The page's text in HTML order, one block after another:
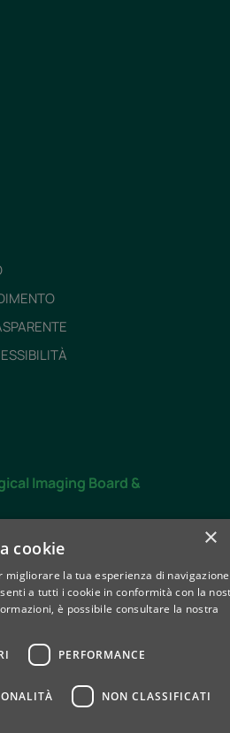
Imaging Board &
Whistleblowing
×
cookie
migliorare la tua esperienza di
a tutti i cookie in conformità con la
è possibile consultare la nostra
PERFORMANCE
NON CLASSIFICATI